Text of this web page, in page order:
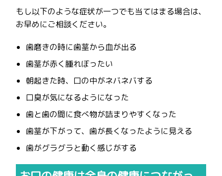
もし以下のような症状が一つでも当てはまる場合は、
お早めにご相談ください。
歯磨きの時に歯茎から血が出る
歯茎が赤く腫れぼったい
朝起きた時、口の中がネバネバする
口臭が気になるようになった
歯と歯の間に食べ物が詰まりやすくなった
歯茎が下がって、歯が長くなったように見える
歯がグラグラと動く感じがする